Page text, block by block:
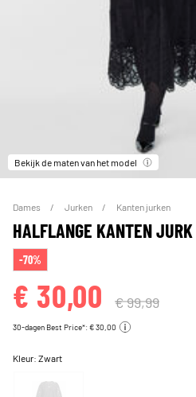
Bekijk de maten van het model
Dames Jurken Kanten jurken
HALFLANGE KANTEN
-70%
€ 30,00 € 99,99
30-dagen Best Price*: € 30,00
Kleur:Zwart